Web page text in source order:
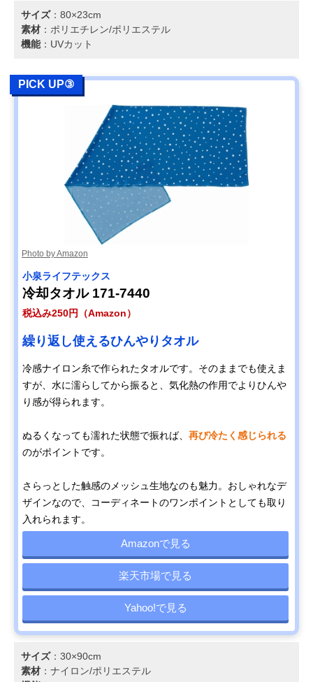
サイズ：80×23cm
素材 ：ポリエチレン/ポリエステル
機能：UVカット
PICK UP③
Photo by Amazon
小泉ライフテックス
冷却タオル 171-7440
税込み250円（Amazon）
繰り返し使えるひんやりタオル
冷感ナイロン糸で作られたタオルです。そのままでも使えま
すが、水に濡らしてから振ると、気化熱の作用でよりひんや
り感が得られます。
ぬるくなっても濡れた状態で振れば、 再び冷たく感じられる
のがポイントです。
さらっとした触感のメッシュ生地なのも魅力。おしゃれなデ
ザインなので、コーディネートのワンポイントとしても取り
入れられます。
Amazonで見る
楽天市場で見る
Yahoo!で見る
サイズ：30×90cm
素材 ：ナイロン/ポリエステル